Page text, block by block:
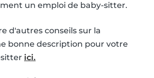
un emploi de baby-sitter.
d'autres conseils sur la
bonne description pour votre
ici.